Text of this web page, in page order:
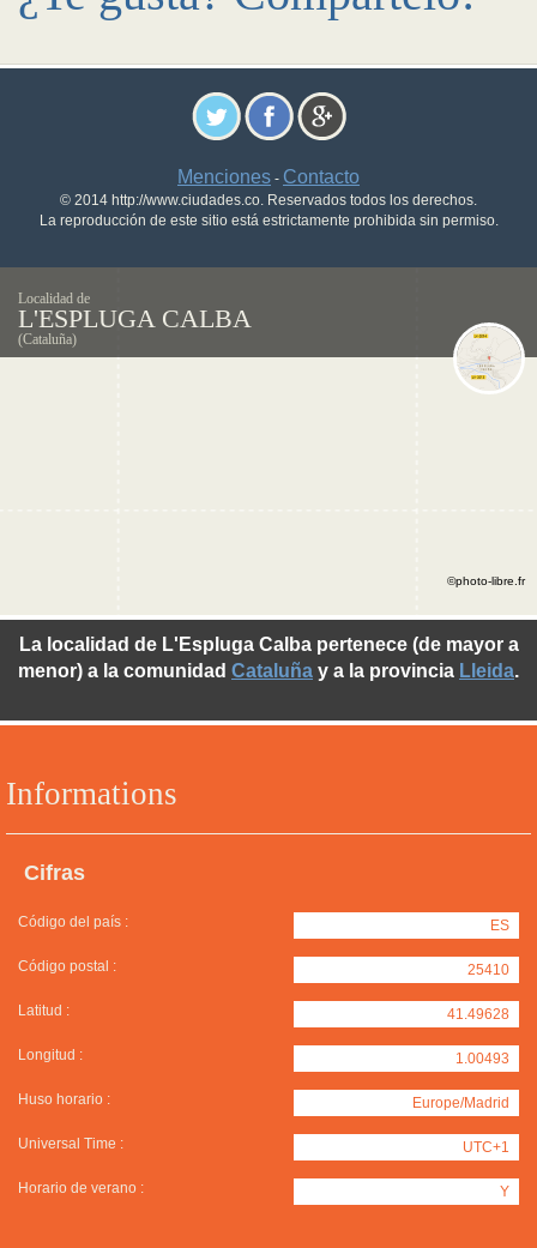
Menciones - Contacto
© 2014 http://www.ciudades.co. Reservados todos los derechos.
La reproducción de este sitio está estrictamente prohibida sin permiso.
Localidad de
L'ESPLUGA CALBA
(Cataluña)
Informations
Cifras
Código del país : ES
Código postal : 25410
Latitud : 41.49628
Longitud : 1.00493
Huso horario : Europe/Madrid
Universal Time : UTC+1
Horario de verano : Y
La localidad de L'Espluga Calba pertenece (de mayor a
menor) a la comunidad Cataluña y a la provincia Lleida.
©photo-libre.fr